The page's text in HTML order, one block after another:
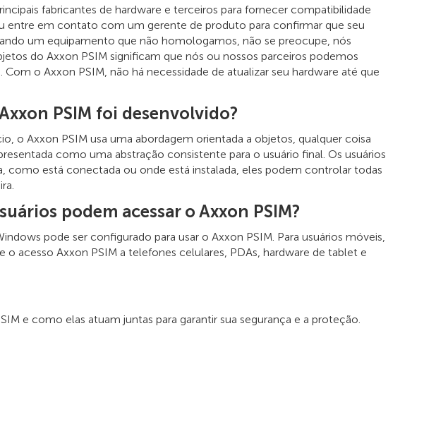
fabricantes de hardware e terceiros para fornecer compatibilidade
entre em contato com um gerente de produto para confirmar que seu
um equipamento que não homologamos, não se preocupe, nós
do Axxon PSIM significam que nós ou nossos parceiros podemos
o Axxon PSIM, não há necessidade de atualizar seu hardware até que
PSIM foi desenvolvido?
o Axxon PSIM usa uma abordagem orientada a objetos, qualquer coisa
como uma abstração consistente para o usuário final. Os usuários
como está conectada ou onde está instalada, eles podem controlar todas
podem acessar o Axxon PSIM?
pode ser configurado para usar o Axxon PSIM. Para usuários móveis,
acesso Axxon PSIM a telefones celulares, PDAs, hardware de tablet e
e como elas atuam juntas para garantir sua segurança e a proteção.